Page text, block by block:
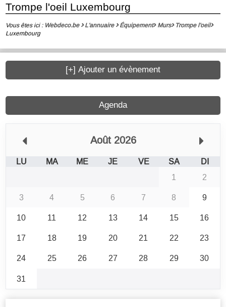
Trompe l'oeil Luxembourg
Vous êtes ici : Webdeco.be L'annuaire Équipement Murs
Trompe l'oeil
Luxembourg
Agenda
Août 2026
LU MA ME JE VE SA
DI
1
2
3
4 5 6 7 8
9
10
11 12 13 14 15
16
17
18 19 20 21 22
23
24
25 26 27 28 29
30
31
[+] Ajouter un évènement